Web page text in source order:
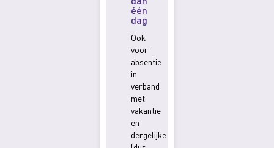
één
dag
Ook
voor
absentie
in
verband
met
vakantie
en
dergelijke